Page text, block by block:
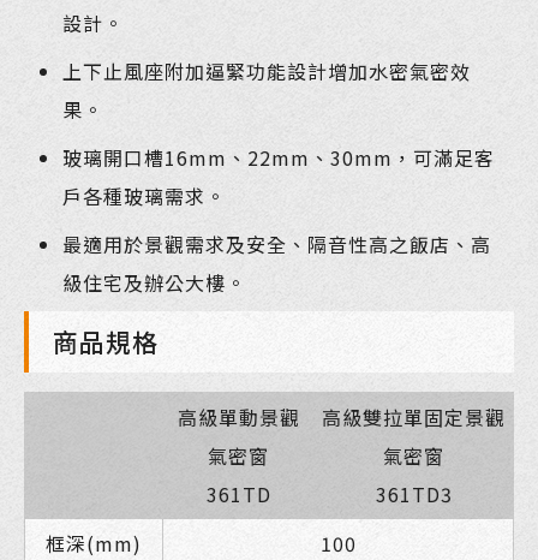
設計。
上下止風座附加逼緊功能設計增加水密氣密效
果。
玻璃開口槽16mm、22mm、30mm，可滿足客
戶各種玻璃需求。
最適用於景觀需求及安全、隔音性高之飯店、高
級住宅及辦公大樓。
商品規格
高級單動景觀
氣密窗
361TD
高級雙拉單固定景觀
氣密窗
361TD3
框深(mm)
100